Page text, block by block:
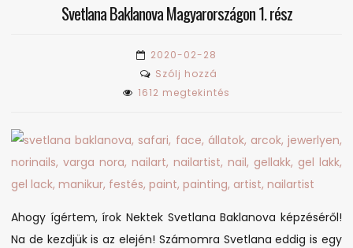
Svetlana Baklanova Magyarországon 1. rész
2020-02-28
Szólj hozzá
Svetlana
1.
rész
1612 megtekintés
Ahogy ígértem, írok Nektek Svetlana Baklanova képzéséről!
Na de kezdjük is az elején! Számomra Svetlana eddig is egy